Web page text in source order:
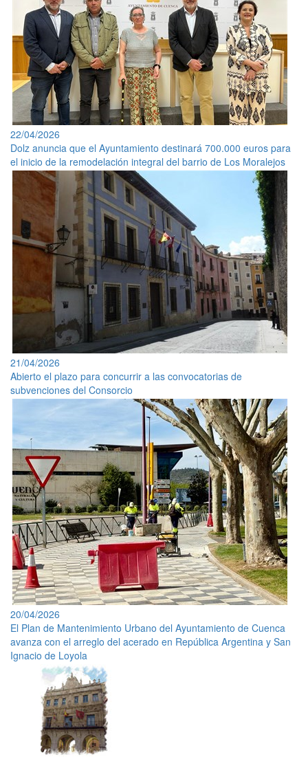
22/04/2026
Dolz anuncia que el Ayuntamiento destinará 700.000 euros para
el inicio de la remodelación integral del barrio de Los Moralejos
21/04/2026
Abierto el plazo para concurrir a las convocatorias de
subvenciones del Consorcio
20/04/2026
El Plan de Mantenimiento Urbano del Ayuntamiento de Cuenca
avanza con el arreglo del acerado en República Argentina y San
Ignacio de Loyola